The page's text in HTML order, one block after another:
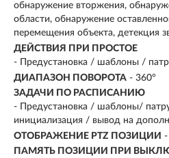
обнаружение вторжения,
области, обнаружение
перемещения объекта, детекция
ДЕЙСТВИЯ ПРИ ПРОСТОЕ
- Предустановка / шаблоны /
ДИАПАЗОН ПОВОРОТА - 360°
ЗАДАЧИ ПО РАСПИСАНИЮ
- Предустановка / шаблоны/
инициализация / вывод на
ОТОБРАЖЕНИЕ PTZ ПОЗИЦИИ
ПАМЯТЬ ПОЗИЦИИ ПРИ